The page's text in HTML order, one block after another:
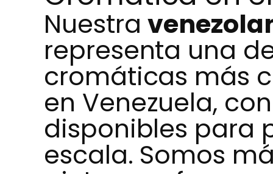
Nuestra
representa una
cromáticas más
en Venezuela,
disponibles para
escala. Somos